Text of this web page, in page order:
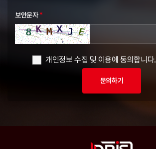
보안문자*
개인정보 수집 및 이용에 동의합니다.
문의하기